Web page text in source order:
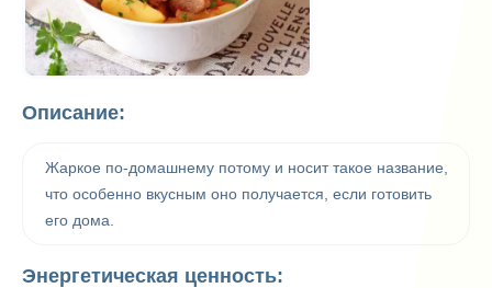
Описание:
Жаркое по-домашнему потому и носит такое название,
что особенно вкусным оно получается, если готовить
его дома.
Энергетическая ценность: